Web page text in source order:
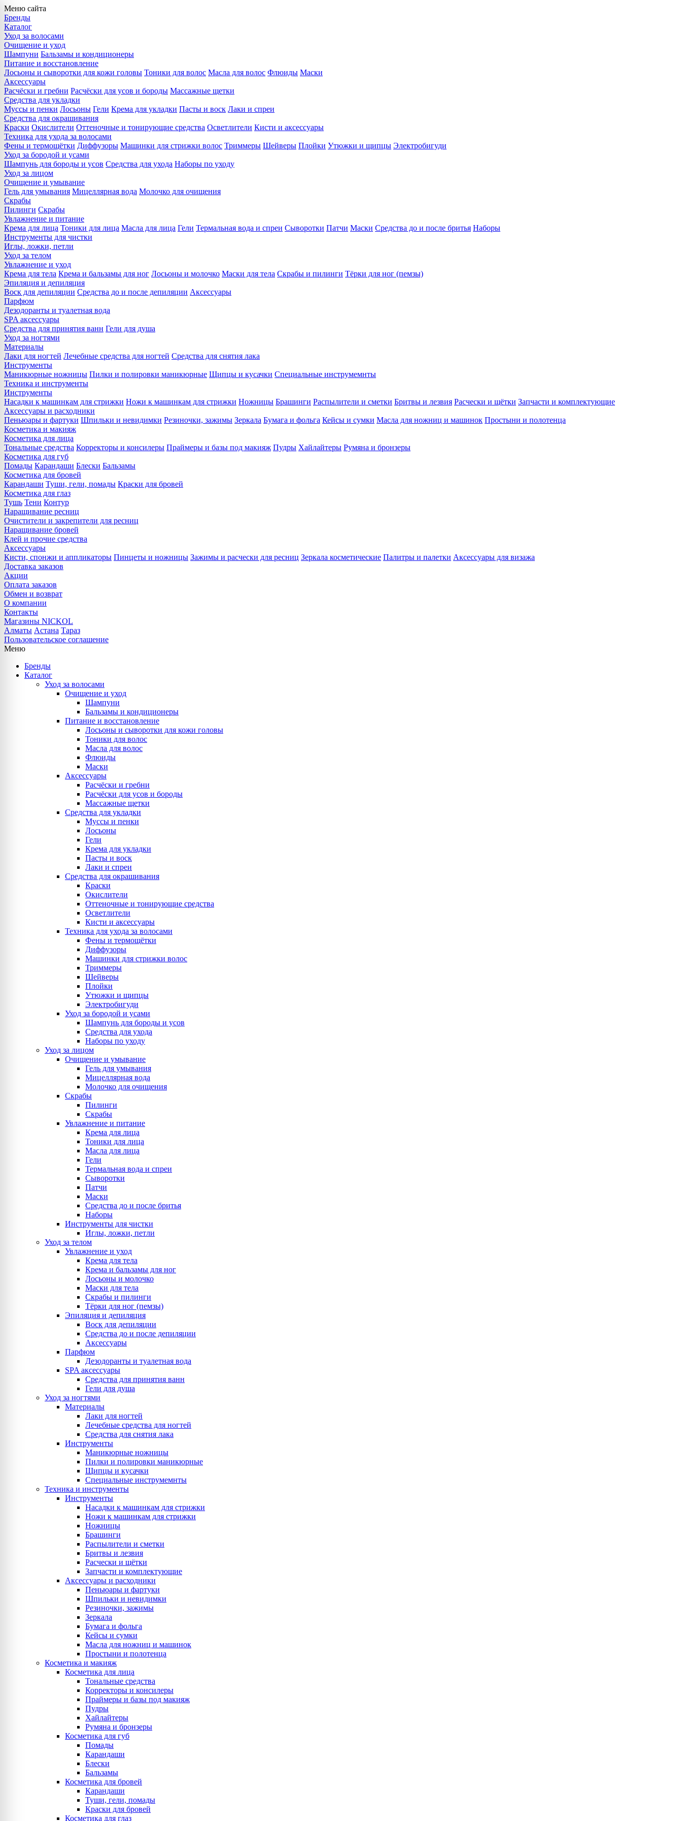
Меню сайта
Бренды
Каталог
Уход за волосами
Очищение и уход
Шампуни Бальзамы и кондиционеры
Питание и восстановление
Лосьоны и сыворотки для кожи головы Тоники для волос Масла для волос Флюиды Маски
Аксессуары
Расчёски и гребни Расчёски для усов и бороды Массажные щетки
Средства для укладки
Муссы и пенки Лосьоны Гели Крема для укладки Пасты и воск Лаки и спреи
Средства для окрашивания
Краски Окислители Оттеночные и тонирующие средства Осветлители Кисти и аксессуары
Техника для ухода за волосами
Фены и термощётки Диффузоры Машинки для стрижки волос Триммеры Шейверы Плойки Утюжки и щипцы Электробигуди
Уход за бородой и усами
Шампунь для бороды и усов Средства для ухода Наборы по уходу
Уход за лицом
Очищение и умывание
Гель для умывания Мицеллярная вода Молочко для очищения
Скрабы
Пилинги Скрабы
Увлажнение и питание
Крема для лица Тоники для лица Масла для лица Гели Термальная вода и спреи Сыворотки Патчи Маски Средства до и после бритья Наборы
Инструменты для чистки
Иглы, ложки, петли
Уход за телом
Увлажнение и уход
Крема для тела Крема и бальзамы для ног Лосьоны и молочко Маски для тела Скрабы и пилинги Тёрки для ног (пемзы)
Эпиляция и депиляция
Воск для депиляции Средства до и после депиляции Аксессуары
Парфюм
Дезодоранты и туалетная вода
SPA аксессуары
Средства для принятия ванн Гели для душа
Уход за ногтями
Материалы
Лаки для ногтей Лечебные средства для ногтей Средства для снятия лака
Инструменты
Маникюрные ножницы Пилки и полировки маникюрные Щипцы и кусачки Специальные инструмемнты
Техника и инструменты
Инструменты
Насадки к машинкам для стрижки Ножи к машинкам для стрижки Ножницы Брашинги Распылители и сметки Бритвы и лезвия Расчески и щётки Запчасти и комплектующие
Аксессуары и расходники
Пеньюары и фартуки Шпильки и невидимки Резиночки, зажимы Зеркала Бумага и фольга Кейсы и сумки Масла для ножниц и машинок Простыни и полотенца
Косметика и макияж
Косметика для лица
Тональные средства Корректоры и консилеры Праймеры и базы под макияж Пудры Хайлайтеры Румяна и бронзеры
Косметика для губ
Помады Карандаши Блески Бальзамы
Косметика для бровей
Карандаши Туши, гели, помады Краски для бровей
Косметика для глаз
Тушь Тени Контур
Наращивание ресниц
Очистители и закрепители для ресниц
Наращивание бровей
Клей и прочие средства
Аксессуары
Кисти, спонжи и аппликаторы Пинцеты и ножницы Зажимы и расчески для ресниц Зеркала косметические Палитры и палетки Аксессуары для визажа
Доставка заказов
Акции
Оплата заказов
Обмен и возврат
О компании
Контакты
Магазины NICKOL
Алматы Астана Тараз
Пользовательское соглашение
Меню
Бренды
Каталог
Уход за волосами
Очищение и уход
Шампуни
Бальзамы и кондиционеры
Питание и восстановление
Лосьоны и сыворотки для кожи головы
Тоники для волос
Масла для волос
Флюиды
Маски
Аксессуары
Расчёски и гребни
Расчёски для усов и бороды
Массажные щетки
Средства для укладки
Муссы и пенки
Лосьоны
Гели
Крема для укладки
Пасты и воск
Лаки и спреи
Средства для окрашивания
Краски
Окислители
Оттеночные и тонирующие средства
Осветлители
Кисти и аксессуары
Техника для ухода за волосами
Фены и термощётки
Диффузоры
Машинки для стрижки волос
Триммеры
Шейверы
Плойки
Утюжки и щипцы
Электробигуди
Уход за бородой и усами
Шампунь для бороды и усов
Средства для ухода
Наборы по уходу
Уход за лицом
Очищение и умывание
Гель для умывания
Мицеллярная вода
Молочко для очищения
Скрабы
Пилинги
Скрабы
Увлажнение и питание
Крема для лица
Тоники для лица
Масла для лица
Гели
Термальная вода и спреи
Сыворотки
Патчи
Маски
Средства до и после бритья
Наборы
Инструменты для чистки
Иглы, ложки, петли
Уход за телом
Увлажнение и уход
Крема для тела
Крема и бальзамы для ног
Лосьоны и молочко
Маски для тела
Скрабы и пилинги
Тёрки для ног (пемзы)
Эпиляция и депиляция
Воск для депиляции
Средства до и после депиляции
Аксессуары
Парфюм
Дезодоранты и туалетная вода
SPA аксессуары
Средства для принятия ванн
Гели для душа
Уход за ногтями
Материалы
Лаки для ногтей
Лечебные средства для ногтей
Средства для снятия лака
Инструменты
Маникюрные ножницы
Пилки и полировки маникюрные
Щипцы и кусачки
Специальные инструмемнты
Техника и инструменты
Инструменты
Насадки к машинкам для стрижки
Ножи к машинкам для стрижки
Ножницы
Брашинги
Распылители и сметки
Бритвы и лезвия
Расчески и щётки
Запчасти и комплектующие
Аксессуары и расходники
Пеньюары и фартуки
Шпильки и невидимки
Резиночки, зажимы
Зеркала
Бумага и фольга
Кейсы и сумки
Масла для ножниц и машинок
Простыни и полотенца
Косметика и макияж
Косметика для лица
Тональные средства
Корректоры и консилеры
Праймеры и базы под макияж
Пудры
Хайлайтеры
Румяна и бронзеры
Косметика для губ
Помады
Карандаши
Блески
Бальзамы
Косметика для бровей
Карандаши
Туши, гели, помады
Краски для бровей
Косметика для глаз